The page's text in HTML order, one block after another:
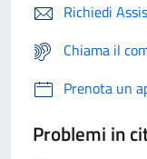
Richiedi
Chiama il
Prenota un
Problemi in